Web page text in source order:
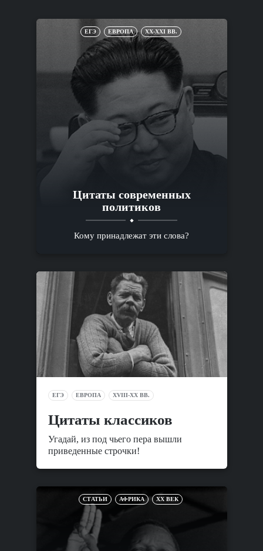
ЕГЭ ЕВРОПА XX-XXI ВВ.
Цитаты современных
политиков
Кому принадлежат эти слова?
ЕГЭ ЕВРОПА XVIII-XX ВВ.
Цитаты классиков
Угадай, из под чьего пера вышли
приведенные строчки!
СТАТЬИ АФРИКА XX ВЕК